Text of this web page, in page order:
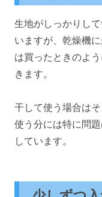
生地がしっかりし
いますが、乾燥機
は買ったときのよ
きます。
干して使う場合は
使う分には特に問
しています。